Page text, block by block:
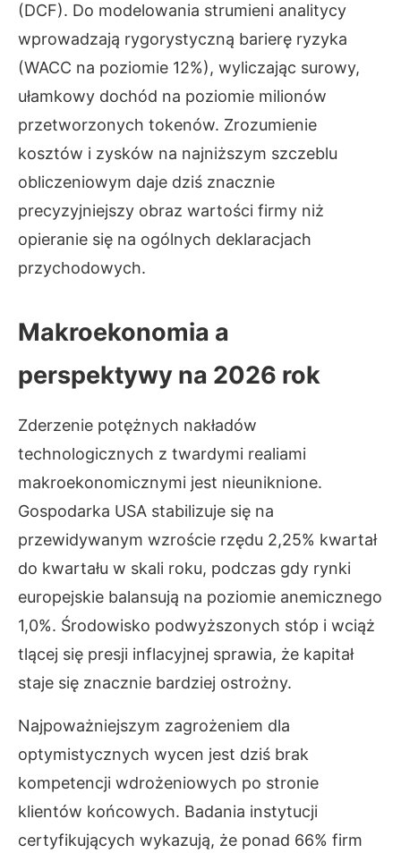
(DCF). Do modelowania strumieni analitycy
wprowadzają rygorystyczną barierę ryzyka
(WACC na poziomie 12%), wyliczając surowy,
ułamkowy dochód na poziomie milionów
przetworzonych tokenów. Zrozumienie
kosztów i zysków na najniższym szczeblu
obliczeniowym daje dziś znacznie
precyzyjniejszy obraz wartości firmy niż
opieranie się na ogólnych deklaracjach
przychodowych.
Makroekonomia a
perspektywy na 2026 rok
Zderzenie potężnych nakładów
technologicznych z twardymi realiami
makroekonomicznymi jest nieuniknione.
Gospodarka USA stabilizuje się na
przewidywanym wzroście rzędu 2,25% kwartał
do kwartału w skali roku, podczas gdy rynki
europejskie balansują na poziomie anemicznego
1,0%. Środowisko podwyższonych stóp i wciąż
tlącej się presji inflacyjnej sprawia, że kapitał
staje się znacznie bardziej ostrożny.
Najpoważniejszym zagrożeniem dla
optymistycznych wycen jest dziś brak
kompetencji wdrożeniowych po stronie
klientów końcowych. Badania instytucji
certyfikujących wykazują, że ponad 66% firm